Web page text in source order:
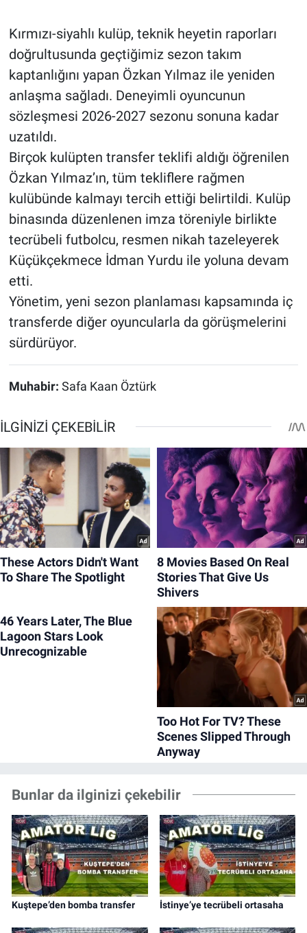
Kırmızı-siyahlı kulüp, teknik heyetin raporları
doğrultusunda geçtiğimiz sezon takım
kaptanlığını yapan Özkan Yılmaz ile yeniden
anlaşma sağladı. Deneyimli oyuncunun
sözleşmesi 2026-2027 sezonu sonuna kadar
uzatıldı.
Birçok kulüpten transfer teklifi aldığı öğrenilen
Özkan Yılmaz’ın, tüm tekliflere rağmen
kulübünde kalmayı tercih ettiği belirtildi. Kulüp
binasında düzenlenen imza töreniyle birlikte
tecrübeli futbolcu, resmen nikah tazeleyerek
Küçükçekmece İdman Yurdu ile yoluna devam
etti.
Yönetim, yeni sezon planlaması kapsamında iç
transferde diğer oyuncularla da görüşmelerini
sürdürüyor.
Muhabir: Safa Kaan Öztürk
Bunlar da ilginizi çekebilir
Kuştepe’den bomba transfer İstinye’ye tecrübeli ortasaha